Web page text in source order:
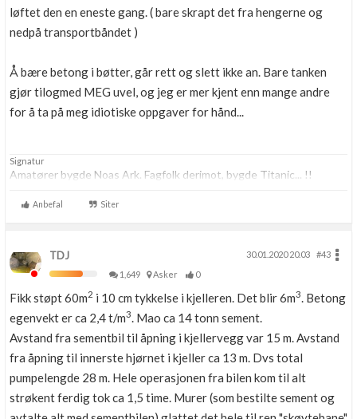
løftet den en eneste gang. ( bare skrapt det fra hengerne og
nedpå transportbåndet )
Å bære betong i bøtter, går rett og slett ikke an. Bare tanken
gjør tilogmed MEG uvel, og jeg er mer kjent enn mange andre
for å ta på meg idiotiske oppgaver for hånd...
Signatur
Amatører bygde Noas Ark. Fagfolk derimot, bygde Titanic... !!
Anbefal Siter
TDJ 30.01.2020 20.03
#43
1,649
Asker 0
Fikk støpt 60m2 i 10 cm tykkelse i kjelleren. Det blir 6m3. Betong
egenvekt er ca 2,4 t/m3. Mao ca 14 tonn sement.
Avstand fra sementbil til åpning i kjellervegg var 15 m. Avstand
fra åpning til innerste hjørnet i kjeller ca 13 m. Dvs total
pumpelengde 28 m. Hele operasjonen fra bilen kom til alt
strøkent ferdig tok ca 1,5 time. Murer (som bestilte sement og